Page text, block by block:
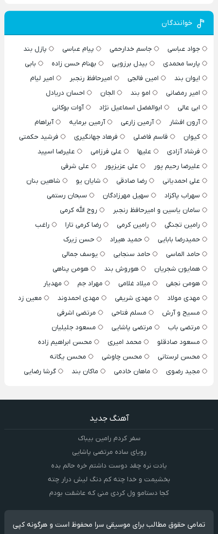
خوانندگان
جواد عباسی جاسم خدارحمی پیام عباسی
پازل بند
پارسا محمدی
بیدل برزویی بهنام حسن زاده
بابی
ایوان بند
امین فالجی امیرحافظ رنجبر
امیر لیام
امیر رمضانی
امو بند الجان
احسان دریادل
ابی عالی
ابوالفضل اسماعیل نژاد
آوات بوکانی
آرون افشار
آرمین زارعی آرمین برمایه
آبراهام
کیوان
قاسم فاضلی فرهاد جهانگیری
فرشید حکمتی
فرشاد آزادی
علیها علی فرزامی
علیرضا اسپید
علیرضا رحیم پور
علی عزیزپور
علی شرفی
علی احمدیانی
رضا صادقی شایان یو
شاهین بنان
سهراب پاکزاد
سهیل مهرزادگان
سبحان رستمی
سامان یاسین و امیرحافظ رنجبر
روح الله کرمی
رامین تجنگی
رامین کرمی رضا کرمی تارا
راغب
حمیدرضا بابایی
حمید هیراد
حسن زیرک
حامد الماسی
حامد سنجابی
یوسف جمالی
همایون شجریان
هوروش بند
هومن پناهی
هومن نجفی
میلاد غلامی مهراد جم
مهدیار
مهدی مولاد
مهدی شریفی مهدی احمدوند
معین زد
مسیح و آرش
مسلم فتاحی
مرتضی اشرفی
مرتضی باب
مرتضی پاشایی
مسعود جلیلیان
مسعود صادقلو
محمد امیری
محسن ابراهیم زاده
محسن لرستانی
محسن چاوشی
محسن یگانه
مجید رضوی
ماهان خادمی ماکان بند گرشا رضایی
آهنگ جدید
سفر کردم رامین بیباک
رویای ساده مرتضی پاشایی
یادت نره چقد دوست داشتم خره حالم بده
بخشیمت و خدا چته کم دنگ لیش درار چته
کجا دستامو ول کردی منی که عاشقت بودم
تمامی حقوق مطالب برای موسیقی سرا محفوظ است و هرگونه کپی